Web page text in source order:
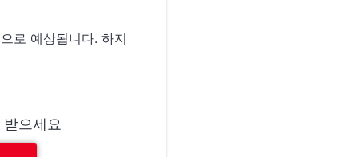
로 예상됩니다. 하지
으세요